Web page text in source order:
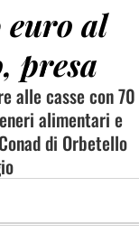
euro al
presa
alle casse con 70
alimentari e
di Orbetello